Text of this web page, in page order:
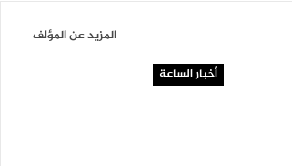
المزيد عن المؤلف
أخبار الساعة